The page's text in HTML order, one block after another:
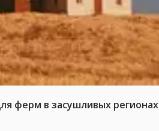
ферм в засушливых регионах